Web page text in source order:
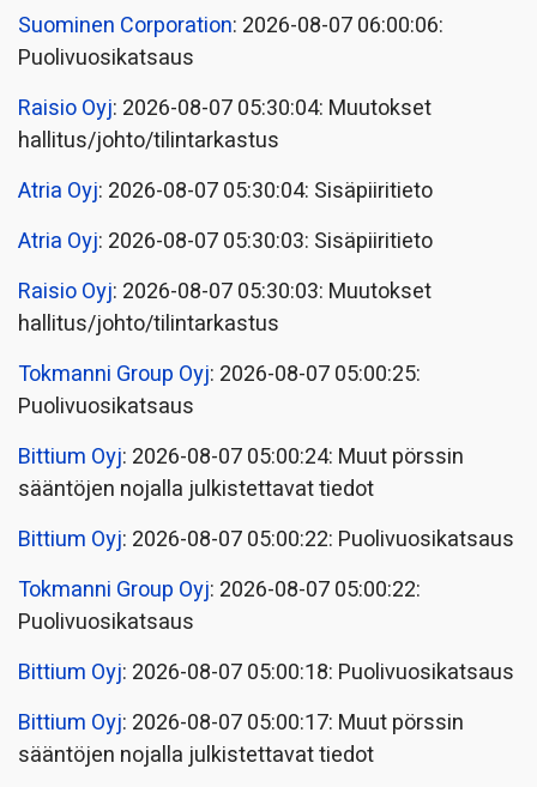
Suominen Corporation: 2026-08-07 06:00:06:
Puolivuosikatsaus
Raisio Oyj: 2026-08-07 05:30:04: Muutokset
hallitus/johto/tilintarkastus
Atria Oyj: 2026-08-07 05:30:04: Sisäpiiritieto
Atria Oyj: 2026-08-07 05:30:03: Sisäpiiritieto
Raisio Oyj: 2026-08-07 05:30:03: Muutokset
hallitus/johto/tilintarkastus
Tokmanni Group Oyj: 2026-08-07 05:00:25:
Puolivuosikatsaus
Bittium Oyj: 2026-08-07 05:00:24: Muut pörssin
sääntöjen nojalla julkistettavat tiedot
Bittium Oyj: 2026-08-07 05:00:22: Puolivuosikatsaus
Tokmanni Group Oyj: 2026-08-07 05:00:22:
Puolivuosikatsaus
Bittium Oyj: 2026-08-07 05:00:18: Puolivuosikatsaus
Bittium Oyj: 2026-08-07 05:00:17: Muut pörssin
sääntöjen nojalla julkistettavat tiedot